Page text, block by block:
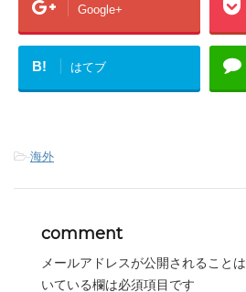
Google+
B! はてブ
-海外
comment
メールアドレスが公開されることは
いている欄は必須項目です